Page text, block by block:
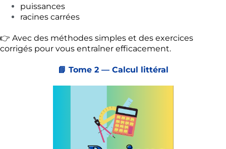
puissances
racines carrées
👉 Avec des méthodes simples et des exercices
corrigés pour vous entraîner efficacement.
📘 Tome 2 — Calcul littéral